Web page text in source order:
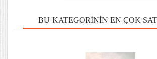
BU KATEGORININ EN ÇOK